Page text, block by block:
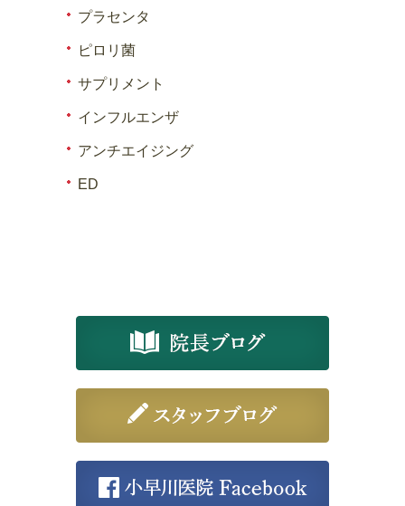
プラセンタ
ピロリ菌
サプリメント
インフルエンザ
アンチエイジング
ED